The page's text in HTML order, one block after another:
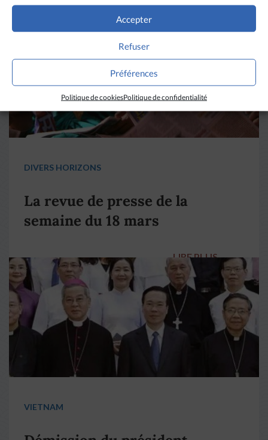
Accepter
Refuser
Préférences
Politique de cookiesPolitique de confidentialité
DIVERS HORIZONS
La revue de presse de la
semaine du 18 mars
LIRE PLUS →
VIETNAM